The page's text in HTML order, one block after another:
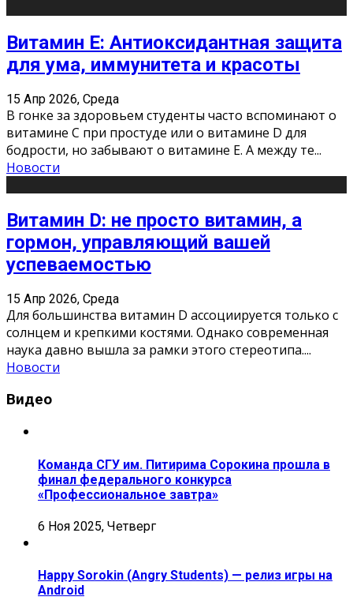
Витамин Е: Антиоксидантная защита
для ума, иммунитета и красоты
15 Апр 2026, Среда
В гонке за здоровьем студенты часто вспоминают о
витамине С при простуде или о витамине D для
бодрости, но забывают о витамине Е. А между те...
Новости
Витамин D: не просто витамин, а
гормон, управляющий вашей
успеваемостью
15 Апр 2026, Среда
Для большинства витамин D ассоциируется только с
солнцем и крепкими костями. Однако современная
наука давно вышла за рамки этого стереотипа....
Новости
Видео
Команда СГУ им. Питирима Сорокина прошла в
финал федерального конкурса
«Профессиональное завтра»
6 Ноя 2025, Четверг
Happy Sorokin (Angry Students) — релиз игры на
Android